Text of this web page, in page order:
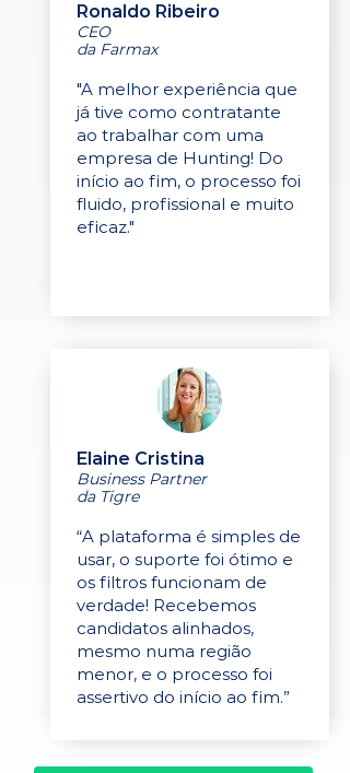
Ronaldo Ribeiro
CEO
da Farmax
"A melhor experiência que
já tive como contratante
ao trabalhar com uma
empresa de Hunting! Do
início ao fim, o processo foi
fluido, profissional e muito
eficaz."
Elaine Cristina
Business Partner
da Tigre
“A plataforma é simples de
usar, o suporte foi ótimo e
os filtros funcionam de
verdade! Recebemos
candidatos alinhados,
mesmo numa região
menor, e o processo foi
assertivo do início ao fim.”